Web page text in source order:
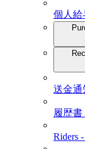
個人給
送金通
履歴書
Riders